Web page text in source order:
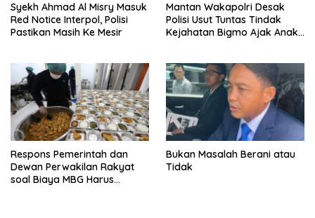
Syekh Ahmad Al Misry Masuk
Red Notice Interpol, Polisi
Pastikan Masih Ke Mesir
Mantan Wakapolri Desak
Polisi Usut Tuntas Tindak
Kejahatan Bigmo Ajak Anak
Respons Pemerintah dan
Dewan Perwakilan Rakyat
soal Biaya MBG Harus
Bukan Masalah Berani atau
Tidak